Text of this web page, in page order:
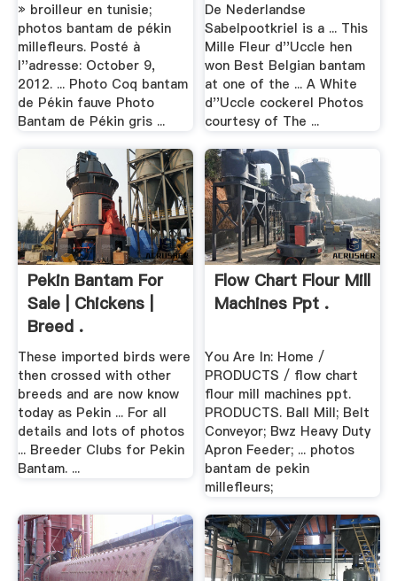
» broilleur en tunisie;
photos bantam de pékin
millefleurs. Posté à
l''adresse: October 9,
2012. ... Photo Coq bantam
de Pékin fauve Photo
Bantam de Pékin gris ...
De Nederlandse
Sabelpootkriel is a ... This
Mille Fleur d''Uccle hen
won Best Belgian bantam
at one of the ... A White
d''Uccle cockerel Photos
courtesy of The ...
Pekin Bantam For
Sale | Chickens |
Breed .
These imported birds were
then crossed with other
breeds and are now know
today as Pekin ... For all
details and lots of photos
... Breeder Clubs for Pekin
Bantam. ...
Flow Chart Flour Mill
Machines Ppt .
You Are In: Home /
PRODUCTS / flow chart
flour mill machines ppt.
PRODUCTS. Ball Mill; Belt
Conveyor; Bwz Heavy Duty
Apron Feeder; ... photos
bantam de pekin
millefleurs;